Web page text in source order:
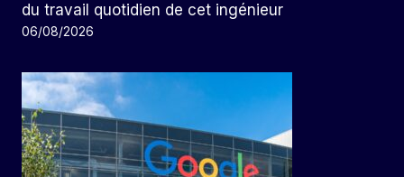
du travail quotidien de cet ingénieur
06/08/2026